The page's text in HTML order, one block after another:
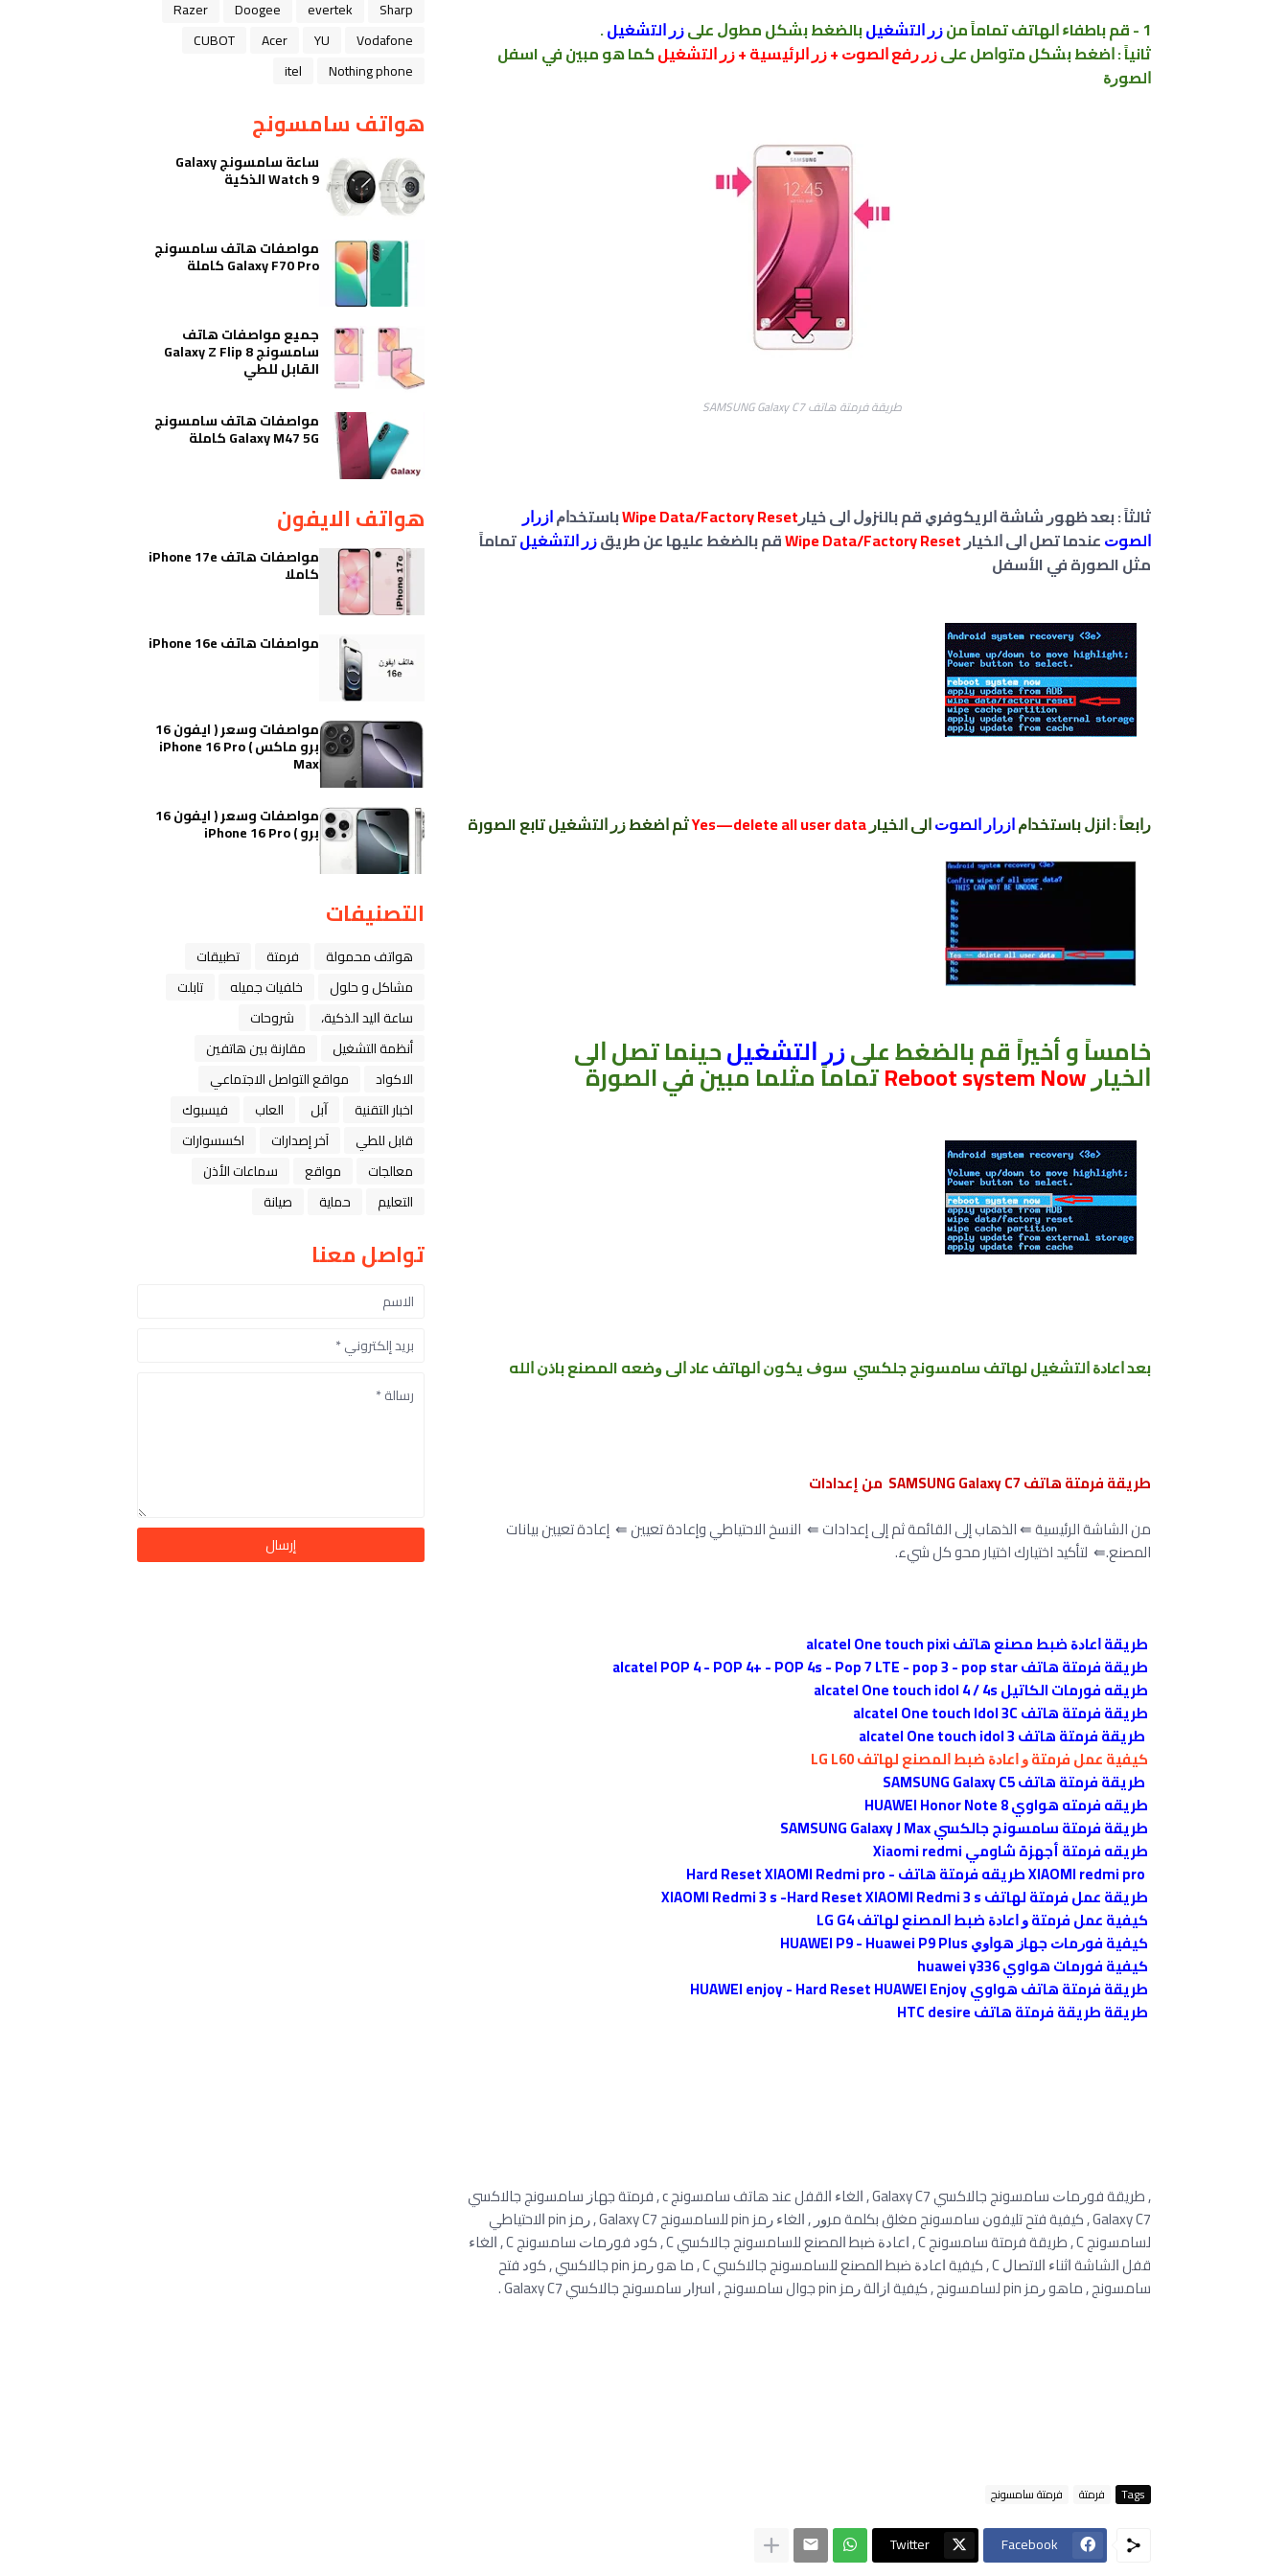
1 - ﻗﻢ ﺑﺎﻃﻔﺎﺀ ﺍﻟﻬﺎﺗﻒ ﺗﻤﺎﻣﺎً ﻣﻦ ﺯﺭ ﺍﻟﺘﺸﻐﻴﻞﺑﺎﻟﻀﻐﻂ ﺑﺸﻜﻞ ﻣﻄﻮﻝ ﻋﻠﻰﺯﺭ ﺍﻟﺘﺸﻐﻴﻞ.
ﺛﺎﻧﻴﺎً : ﺍﺿﻐﻂ ﺑﺸﻜﻞ ﻣﺘﻮﺍﺻﻞ ﻋﻠﻰﺯﺭ ﺭﻓﻊ ﺍﻟﺼﻮﺕ + ﺯﺭ ﺍﻟﺮﺋﻴﺴﻴﺔ + ﺯﺭ ﺍﻟﺘﺸﻐﻴﻞﻛﻤﺎ هو مبين في اسفل
ﺍﻟﺼﻮﺭﺓ
طريقة فرمتة هاتف SAMSUNG Galaxy C7
ﺛﺎﻟﺜﺎً : ﺑﻌﺪ ﻇﻬﻮﺭ ﺷﺎﺷﺔ ﺍﻟﺮﻳﻜﻮﻓﺮﻱ ﻗﻢ ﺑﺎﻟﻨﺰﻭﻝ ﺍﻟﻰ ﺧﻴﺎﺭWipe Data/Factory Resetﺑﺎﺳﺘﺨﺪﺍﻡﺍﺯﺭﺍﺭ
ﺍﻟﺼﻮﺕﻋﻨﺪﻣﺎ ﺗﺼﻞ ﺍﻟﻰ ﺍﻟﺨﻴﺎﺭWipe Data/Factory Resetﻗﻢ ﺑﺎﻟﻀﻐﻂ عليها عن طريقﺯﺭ ﺍﻟﺘﺸﻐﻴﻞتماماً
مثل الصورة في الأسفل
ﺭﺍﺑﻌﺎً : ﺍﻧﺰﻝ ﺑﺎﺳﺘﺨﺪﺍﻡﺍﺯﺭﺍﺭ ﺍﻟﺼﻮﺕﺍﻟﻰ ﺍﻟﺨﻴﺎﺭYes—delete all user dataﺛﻢ ﺍﺿﻐﻂ ﺯﺭ ﺍﻟﺘﺸﻐﻴﻞ تابع الصورة
ﺧﺎﻣﺴﺎً و أخيراً ﻗﻢ ﺑﺎﻟﻀﻐﻂ ﻋﻠﻰﺯﺭ ﺍﻟﺘﺸﻐﻴﻞﺣﻴﻨﻤﺎ ﺗﺼﻞ ﺍﻟﻰ
ﺍﻟﺨﻴﺎﺭReboot system Nowتماماً مثلما مبين في الصورة
ﺑﻌﺪ ﺍﻋﺎﺩﺓ ﺍﻟﺘﺸﻐﻴﻞ ﻟﻬﺎﺗﻒ ﺳﺎﻣﺴﻮﻧﺞ ﺟﻠﻜﺴﻲ ﺳﻮﻑ ﻳﻜﻮﻥ ﺍﻟﻬﺎﺗﻒ ﻋﺎﺩ ﺍﻟﻰ ﻭﺿﻌﻪ المصنع ﺑﺎﺫﻥ ﺍﻟﻠﻪ
طريقة فرمتة هاتف SAMSUNG Galaxy C7 من إعدادات
من الشاشة الرئيسية ⇚ الذهاب إلى القائمة ثم إلى إعدادات ⇚ النسخ الاحتياطي وإعادة تعيين ⇚ إعادة تعيين بيانات
المصنع.⇚ لتأكيد اختيارك اختيار محو كل شيء.
طريقة ﺍﻋﺎﺩﺓ ﺿﺒﻂ ﻣﺼﻨﻊ هاتف alcatel One touch pixi
طريقة فرمتة هاتف alcatel POP 4 - POP 4+ - POP 4s - Pop 7 LTE - pop 3 - pop star
طريقه فورمات الكاتيل alcatel One touch idol 4 / 4s
طريقة فرمتة هاتف alcatel One touch Idol 3C
طريقة فرمتة هاتف alcatel One touch idol 3
ﻛﻴﻔﻴﺔ ﻋﻤﻞ فرمتة ﻭ ﺍﻋﺎﺩﺓ ﺿﺒﻂ ﺍﻟﻤﺼﻨﻊ ﻟﻬﺎﺗﻒ LG L60
طريقة فرمتة هاتف SAMSUNG Galaxy C5
طريقه فرمته هواوي HUAWEI Honor Note 8
طريقة فرمتة سامسونج جالكسي SAMSUNG Galaxy J Max
طريقه فرمتة أجهزة شاومي Xiaomi redmi
طريقة عمل فرمتة لهاتف XIAOMI Redmi 3 s -Hard Reset XIAOMI Redmi 3 s
ﻛﻴﻔﻴﺔ ﻋﻤﻞ فرمتة ﻭ ﺍﻋﺎﺩﺓ ﺿﺒﻂ ﺍﻟﻤﺼﻨﻊ ﻟﻬﺎﺗﻒ LG G4
ﻛﻴﻔﻴﺔ ﻓﻮﺭﻣﺎﺕ ﺟﻬﺎﺯ ﻫﻮﺍﻭﻱ HUAWEI P9 - Huawei P9 Plus
كيفية فورمات هواوي huawei y336
طريقة فرمتة هاتف هواوي HUAWEI enjoy - Hard Reset HUAWEI Enjoy
ﻃﺮﻳﻘﺔ طريقة فرمتة هاتف HTC desire
, ﻃﺮﻳﻘﺔ ﻓﻮﺭﻣﺎﺕ ﺳﺎﻣﺴﻮﻧﺞ ﺟﺎﻻﻛﺴﻲ Galaxy C7 , ﺍﻟﻐﺎﺀ ﺍﻟﻘﻔﻞ ﻋﻨﺪ ﻫﺎﺗﻒ ﺳﺎﻣﺴﻮﻧﺞ c , ﻓﺮﻣﺘﺔ ﺟﻬﺎﺯ ﺳﺎﻣﺴﻮﻧﺞ ﺟﺎﻻﻛﺴﻲ
Galaxy C7 , ﻛﻴﻔﻴﺔ ﻓﺘﺢ ﺗﻠﻴﻔﻮﻥ ﺳﺎﻣﺴﻮﻧﺞ ﻣﻐﻠﻖ ﺑﻜﻠﻤﺔ ﻣﺮﻭﺭ , ﺍﻟﻐﺎﺀ ﺭﻣﺰ pin ﻟﻠﺴﺎﻣﺴﻮﻧﺞ Galaxy C7 , ﺭﻣﺰ pin ﺍﻻﺣﺘﻴﺎﻃﻲ
ﻟﺴﺎﻣﺴﻮﻧﺞ C , ﻃﺮﻳﻘﺔ ﻓﺮﻣﺘﺔ ﺳﺎﻣﺴﻮﻧﺞ C , ﺍﻋﺎﺩﺓ ﺿﺒﻂ ﺍﻟﻤﺼﻨﻊ ﻟﻠﺴﺎﻣﺴﻮﻧﺞ ﺟﺎﻻﻛﺴﻲ C , ﻛﻮﺩ ﻓﻮﺭﻣﺎﺕ ﺳﺎﻣﺴﻮﻧﺞ C , ﺍﻟﻐﺎﺀ
ﻗﻔﻞ ﺍﻟﺸﺎﺷﺔ ﺍﺛﻨﺎﺀ ﺍﻻﺗﺼﺎﻝ C , ﻛﻴﻔﻴﺔ ﺍﻋﺎﺩﺓ ﺿﺒﻂ ﺍﻟﻤﺼﻨﻊ ﻟﻠﺴﺎﻣﺴﻮﻧﺞ ﺟﺎﻻﻛﺴﻲ C , ﻣﺎ ﻫﻮ ﺭﻣﺰ pin ﺟﺎﻻﻛﺴﻲ , ﻛﻮﺩ ﻓﺘﺢ
ﺳﺎﻣﺴﻮﻧﺞ , ﻣﺎﻫﻮ ﺭﻣﺰ pin ﻟﺴﺎﻣﺴﻮﻧﺞ , ﻛﻴﻔﻴﺔ ﺍﺯﺍﻟﺔ ﺭﻣﺰ pin جوال سامسونج , ﺍﺳﺮﺍﺭ ﺳﺎﻣﺴﻮﻧﺞ ﺟﺎﻻﻛﺴﻲ Galaxy C7 .
Tags فرمتة فرمتة سامسونج
Facebook
Twitter
Sharp
evertek
Doogee
Razer
Vodafone
YU
Acer
CUBOT
Nothing phone
itel
هواتف سامسونج
ساعة سامسونج Galaxy
Watch 9 الذكية
مواصفات هاتف سامسونج
Galaxy F70 Pro كاملة
جميع مواصفات هاتف
سامسونج Galaxy Z Flip 8
القابل للطي
مواصفات هاتف سامسونج
Galaxy M47 5G كاملة
هواتف الايفون
مواصفات هاتف iPhone 17e
كاملا
مواصفات هاتف iPhone 16e
مواصفات وسعر ( ايفون 16
برو ماكس ) iPhone 16 Pro
Max
مواصفات وسعر ( ايفون 16
برو ) iPhone 16 Pro
التصنيفات
هواتف محمولة فرمتة
تطبيقات
مشاكل و حلول
خلفيات جميله
تابلت
ﺳﺎﻋﺔ ﺍﻟﻴﺪ ﺍﻟﺬﻛﻴﺔ،
شروحات
أنظمة التشغيل
مقارنة بين هاتفين
الاكواد
مواقع التواصل الاجتماعي
اخبار التقنية
ﺁﺑﻞ العاب
فيسبوك
قابل للطي
آخر إصدارات
اكسسوارات
معالجات
مواقع
سماعات الأذن
التعليم
حماية صيانة
تواصل معنا